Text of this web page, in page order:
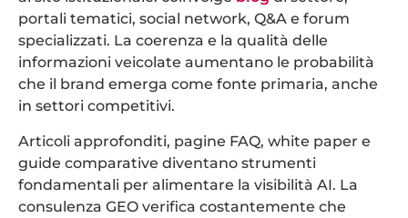
portali tematici, social network, Q&A e forum
specializzati. La coerenza e la qualità delle
informazioni veicolate aumentano le probabilità
che il brand emerga come fonte primaria, anche
in settori competitivi.
Articoli approfonditi, pagine FAQ, white paper e
guide comparative diventano strumenti
fondamentali per alimentare la visibilità AI. La
consulenza GEO verifica costantemente che